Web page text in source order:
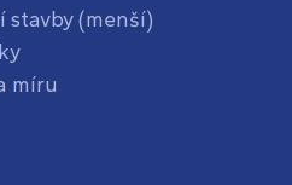
stavby (menší)
míru